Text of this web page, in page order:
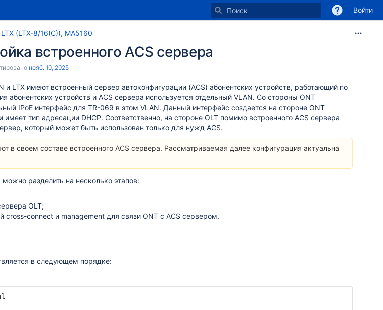
Войти
(LTX-8/16(C)), MA5160
встроенного ACS сервера
нояб. 10, 2025
LTX имеют встроенный сервер автоконфигурации (ACS) абонентских устройств, работающий по
абонентских устройств и ACS сервера используется отдельный VLAN. Со стороны ONT
IPoE интерфейс для TR-069 в этом VLAN. Данный интерфейс создается на стороне ONT
имеет тип адресации DHCP. Соответственно, на стороне OLT помимо встроенного ACS сервера
который может быть использован только для нужд ACS.
в своем составе встроенного ACS сервера. Рассматриваемая далее конфигурация актуальна
разделить на несколько этапов:
OLT;
cross-connect и management для связи ONT с ACS сервером.
в следующем порядке: